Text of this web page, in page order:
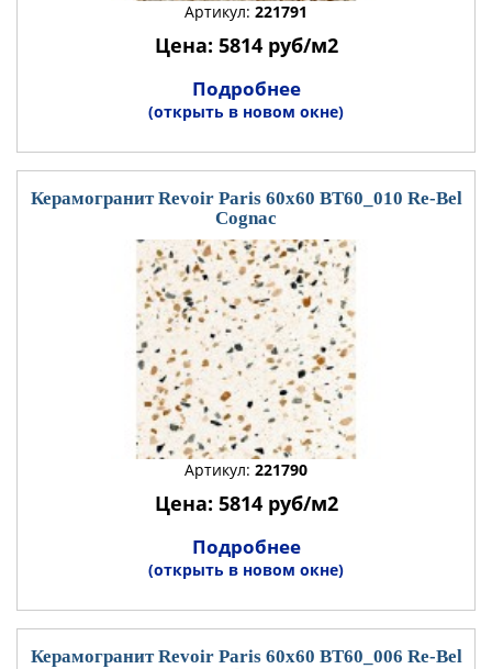
Артикул: 221791
Цена: 5814 руб/м2
Подробнее
(открыть в новом окне)
Керамогранит Revoir Paris 60x60 BT60_010 Re-Bel
Cognac
Артикул: 221790
Цена: 5814 руб/м2
Подробнее
(открыть в новом окне)
Керамогранит Revoir Paris 60x60 BT60_006 Re-Bel